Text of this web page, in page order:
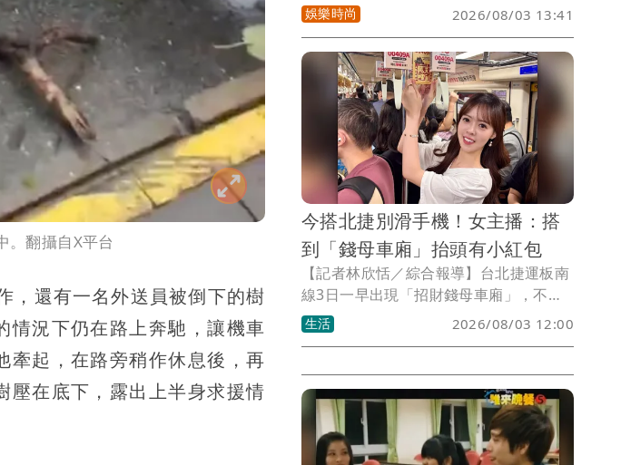
。翻攝自X平台
，還有一名外送員被倒下的樹
情況下仍在路上奔馳，讓機車
牽起，在路旁稍作休息後，再
壓在底下，露出上半身求援情
玲，日前因在社群平台發文聲援張柏芝並
點名王菲、謝霆鋒，引發外界關注，其貼
文雖已刪除，但風波未歇。如今傳出徐莉
玲今年初歷經白髮人送黑髮人的重大打
擊，長子徐子翔於春節期間驟然離世，享
年50多歲，家屬低調治喪，消息直到近日
才曝光。而妻子譚以欣在痛失丈夫後，於
今年的白色情人節曝光疑似為丈夫紋身的
照片，之後雖陸續走訪美國洛杉磯、日本
東京，近日還和女性友人遊行歐洲，但發
文仍滿是對摯愛的想念，令人傷感莫名。
娛樂時尚 2026/08/03 13:41
今搭北捷別滑手機！女主播：搭
到「錢母車廂」抬頭有小紅包
【記者林欣恬／綜合報導】台北捷運板南
線3日一早出現「招財錢母車廂」，不少
通勤族搭車時意外發現車廂內懸掛著小紅
包，直呼「早八的小確幸」。有女主播在
廂，提醒搭乘板南線的民眾「別一直低頭
滑手機，抬頭就有小紅包」，不少人留言
分享自己也成功拿到錢母。
生活 2026/08/03 12:00